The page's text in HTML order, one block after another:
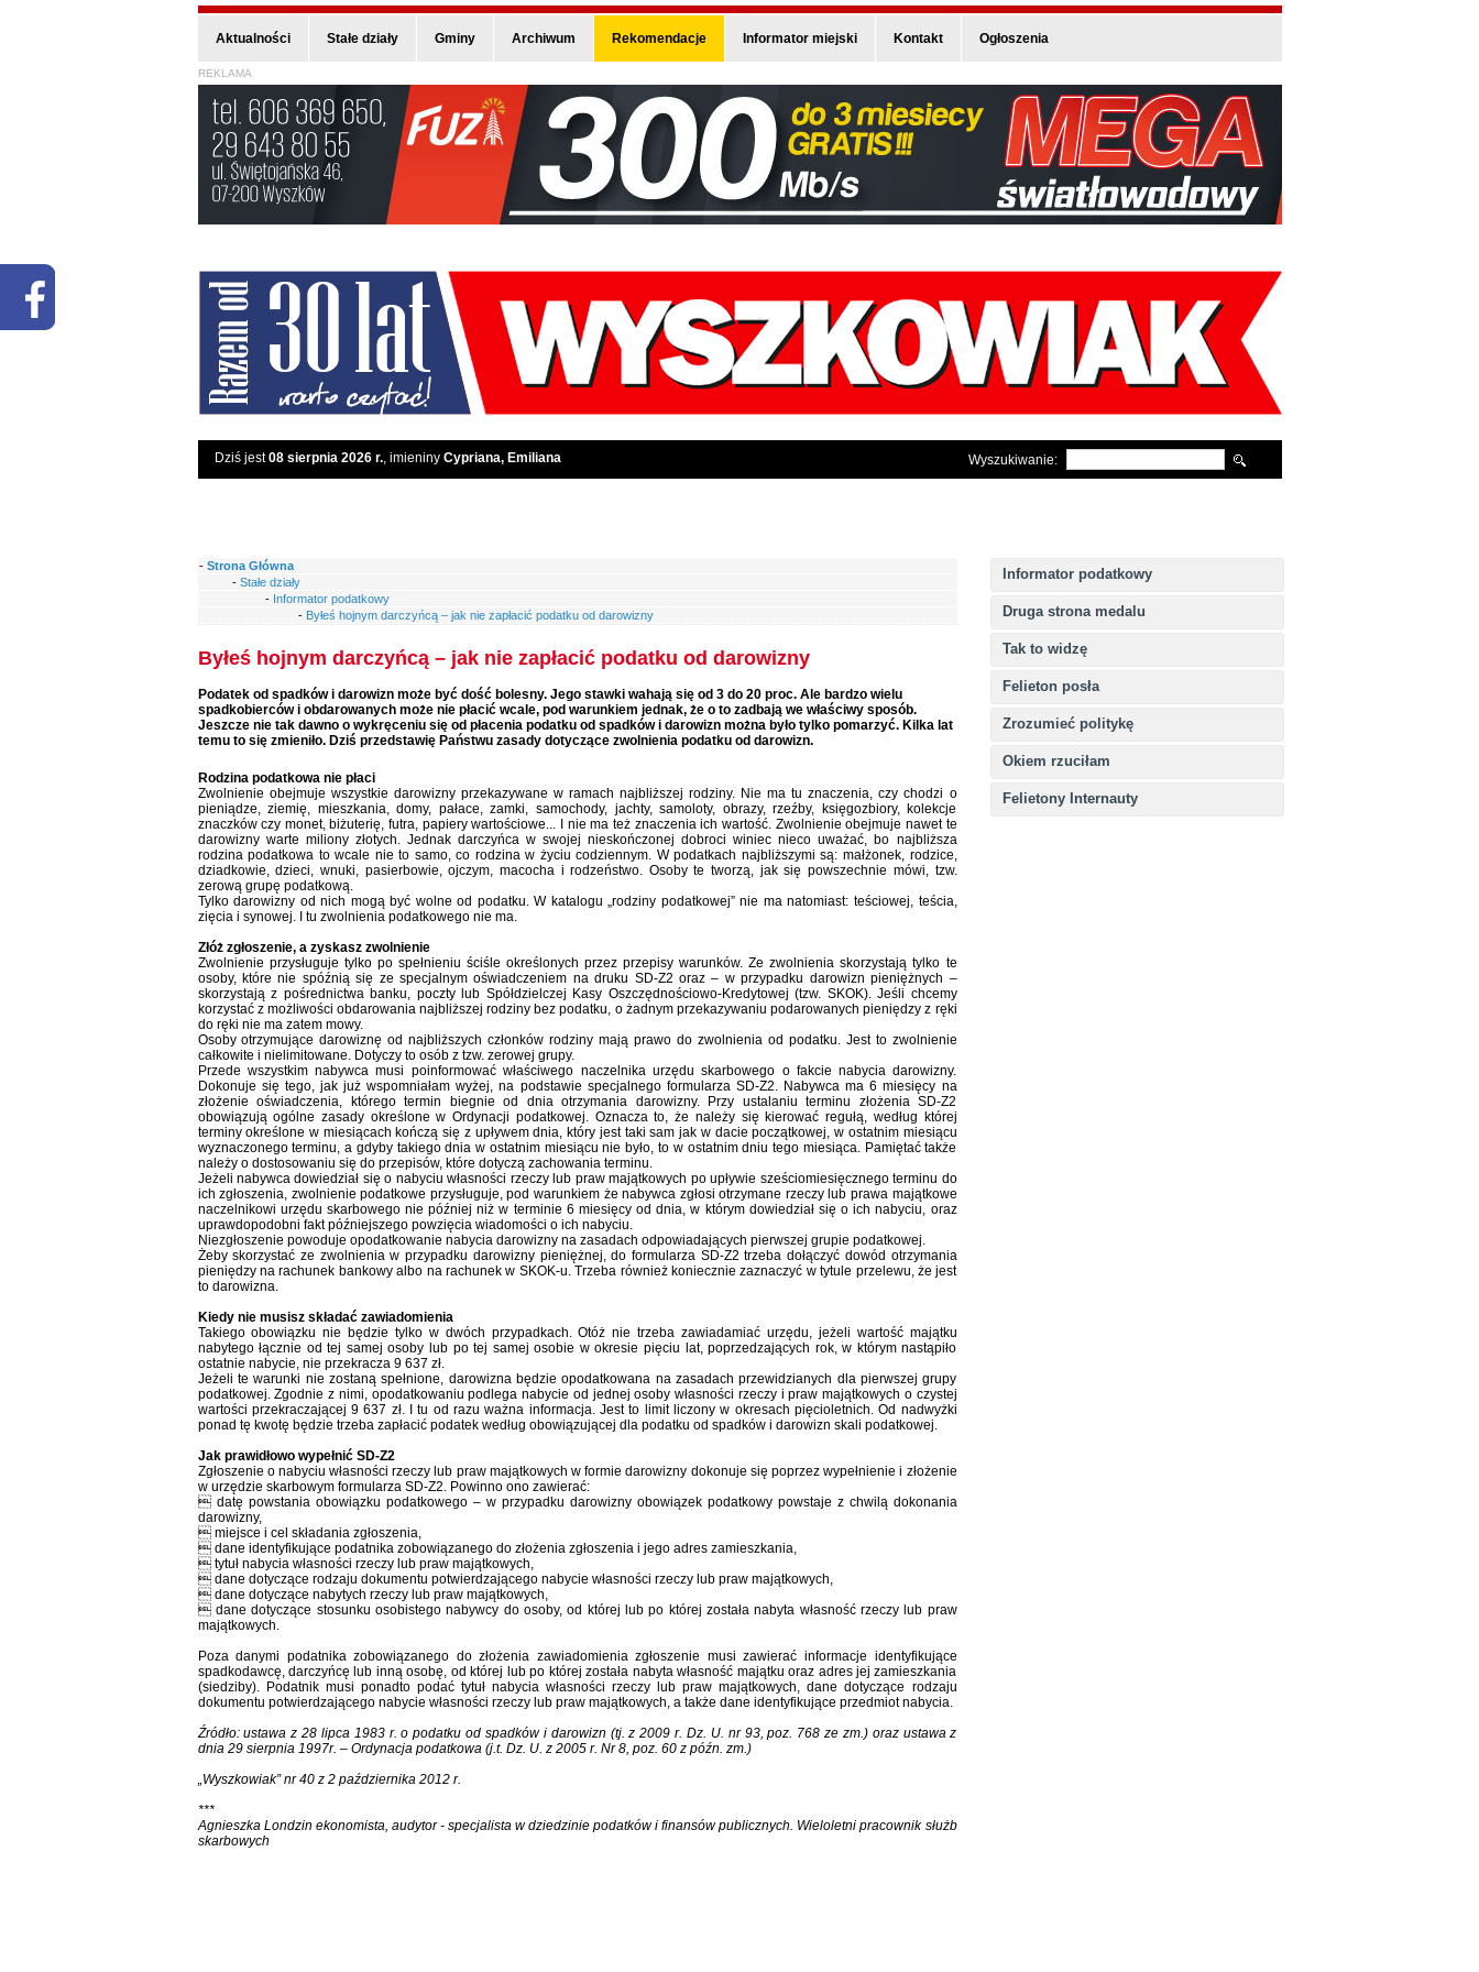
Aktualności Stałe działy Gminy Archiwum Rekomendacje Informator miejski Kontakt Ogłoszenia
REKLAMA
Dziś jest08 sierpnia 2026 r., imieniny Cypriana, Emiliana Wyszukiwanie:
Informator podatkowy
Druga strona medalu
Tak to widzę
Felieton posła
Zrozumieć politykę
Okiem rzuciłam
Felietony Internauty
- Strona Główna
- Stałe działy
- Informator podatkowy
- Byłeś hojnym darczyńcą – jak nie zapłacić podatku od darowizny
Byłeś hojnym darczyńcą – jak nie zapłacić podatku od darowizny
Podatek od spadków i darowizn może być dość bolesny. Jego stawki wahają się od 3 do 20 proc. Ale bardzo wielu
spadkobierców i obdarowanych może nie płacić wcale, pod warunkiem jednak, że o to zadbają we właściwy sposób.
Jeszcze nie tak dawno o wykręceniu się od płacenia podatku od spadków i darowizn można było tylko pomarzyć. Kilka lat
temu to się zmieniło. Dziś przedstawię Państwu zasady dotyczące zwolnienia podatku od darowizn.
Rodzina podatkowa nie płaci
Zwolnienie obejmuje wszystkie darowizny przekazywane w ramach najbliższej rodziny. Nie ma tu znaczenia, czy chodzi o
pieniądze, ziemię, mieszkania, domy, pałace, zamki, samochody, jachty, samoloty, obrazy, rzeźby, księgozbiory, kolekcje
znaczków czy monet, biżuterię, futra, papiery wartościowe... I nie ma też znaczenia ich wartość. Zwolnienie obejmuje nawet te
darowizny warte miliony złotych. Jednak darczyńca w swojej nieskończonej dobroci winiec nieco uważać, bo najbliższa
rodzina podatkowa to wcale nie to samo, co rodzina w życiu codziennym. W podatkach najbliższymi są: małżonek, rodzice,
dziadkowie, dzieci, wnuki, pasierbowie, ojczym, macocha i rodzeństwo. Osoby te tworzą, jak się powszechnie mówi, tzw.
zerową grupę podatkową.
Tylko darowizny od nich mogą być wolne od podatku. W katalogu „rodziny podatkowej” nie ma natomiast: teściowej, teścia,
zięcia i synowej. I tu zwolnienia podatkowego nie ma.
Złóż zgłoszenie, a zyskasz zwolnienie
Zwolnienie przysługuje tylko po spełnieniu ściśle określonych przez przepisy warunków. Ze zwolnienia skorzystają tylko te
osoby, które nie spóźnią się ze specjalnym oświadczeniem na druku SD-Z2 oraz – w przypadku darowizn pieniężnych –
skorzystają z pośrednictwa banku, poczty lub Spółdzielczej Kasy Oszczędnościowo-Kredytowej (tzw. SKOK). Jeśli chcemy
korzystać z możliwości obdarowania najbliższej rodziny bez podatku, o żadnym przekazywaniu podarowanych pieniędzy z ręki
do ręki nie ma zatem mowy.
Osoby otrzymujące darowiznę od najbliższych członków rodziny mają prawo do zwolnienia od podatku. Jest to zwolnienie
całkowite i nielimitowane. Dotyczy to osób z tzw. zerowej grupy.
Przede wszystkim nabywca musi poinformować właściwego naczelnika urzędu skarbowego o fakcie nabycia darowizny.
Dokonuje się tego, jak już wspomniałam wyżej, na podstawie specjalnego formularza SD-Z2. Nabywca ma 6 miesięcy na
złożenie oświadczenia, którego termin biegnie od dnia otrzymania darowizny. Przy ustalaniu terminu złożenia SD-Z2
obowiązują ogólne zasady określone w Ordynacji podatkowej. Oznacza to, że należy się kierować regułą, według której
terminy określone w miesiącach kończą się z upływem dnia, który jest taki sam jak w dacie początkowej, w ostatnim miesiącu
wyznaczonego terminu, a gdyby takiego dnia w ostatnim miesiącu nie było, to w ostatnim dniu tego miesiąca. Pamiętać także
należy o dostosowaniu się do przepisów, które dotyczą zachowania terminu.
Jeżeli nabywca dowiedział się o nabyciu własności rzeczy lub praw majątkowych po upływie sześciomiesięcznego terminu do
ich zgłoszenia, zwolnienie podatkowe przysługuje, pod warunkiem że nabywca zgłosi otrzymane rzeczy lub prawa majątkowe
naczelnikowi urzędu skarbowego nie później niż w terminie 6 miesięcy od dnia, w którym dowiedział się o ich nabyciu, oraz
uprawdopodobni fakt późniejszego powzięcia wiadomości o ich nabyciu.
Niezgłoszenie powoduje opodatkowanie nabycia darowizny na zasadach odpowiadających pierwszej grupie podatkowej.
Żeby skorzystać ze zwolnienia w przypadku darowizny pieniężnej, do formularza SD-Z2 trzeba dołączyć dowód otrzymania
pieniędzy na rachunek bankowy albo na rachunek w SKOK-u. Trzeba również koniecznie zaznaczyć w tytule przelewu, że jest
to darowizna.
Kiedy nie musisz składać zawiadomienia
Takiego obowiązku nie będzie tylko w dwóch przypadkach. Otóż nie trzeba zawiadamiać urzędu, jeżeli wartość majątku
nabytego łącznie od tej samej osoby lub po tej samej osobie w okresie pięciu lat, poprzedzających rok, w którym nastąpiło
ostatnie nabycie, nie przekracza 9 637 zł.
Jeżeli te warunki nie zostaną spełnione, darowizna będzie opodatkowana na zasadach przewidzianych dla pierwszej grupy
podatkowej. Zgodnie z nimi, opodatkowaniu podlega nabycie od jednej osoby własności rzeczy i praw majątkowych o czystej
wartości przekraczającej 9 637 zł. I tu od razu ważna informacja. Jest to limit liczony w okresach pięcioletnich. Od nadwyżki
ponad tę kwotę będzie trzeba zapłacić podatek według obowiązującej dla podatku od spadków i darowizn skali podatkowej.
Jak prawidłowo wypełnić SD-Z2
Zgłoszenie o nabyciu własności rzeczy lub praw majątkowych w formie darowizny dokonuje się poprzez wypełnienie i złożenie
w urzędzie skarbowym formularza SD-Z2. Powinno ono zawierać:
 datę powstania obowiązku podatkowego – w przypadku darowizny obowiązek podatkowy powstaje z chwilą dokonania
darowizny,
 miejsce i cel składania zgłoszenia,
 dane identyfikujące podatnika zobowiązanego do złożenia zgłoszenia i jego adres zamieszkania,
 tytuł nabycia własności rzeczy lub praw majątkowych,
 dane dotyczące rodzaju dokumentu potwierdzającego nabycie własności rzeczy lub praw majątkowych,
 dane dotyczące nabytych rzeczy lub praw majątkowych,
 dane dotyczące stosunku osobistego nabywcy do osoby, od której lub po której została nabyta własność rzeczy lub praw
majątkowych.
Poza danymi podatnika zobowiązanego do złożenia zawiadomienia zgłoszenie musi zawierać informacje identyfikujące
spadkodawcę, darczyńcę lub inną osobę, od której lub po której została nabyta własność majątku oraz adres jej zamieszkania
(siedziby). Podatnik musi ponadto podać tytuł nabycia własności rzeczy lub praw majątkowych, dane dotyczące rodzaju
dokumentu potwierdzającego nabycie własności rzeczy lub praw majątkowych, a także dane identyfikujące przedmiot nabycia.
Źródło: ustawa z 28 lipca 1983 r. o podatku od spadków i darowizn (tj. z 2009 r. Dz. U. nr 93, poz. 768 ze zm.) oraz ustawa z
dnia 29 sierpnia 1997r. – Ordynacja podatkowa (j.t. Dz. U. z 2005 r. Nr 8, poz. 60 z późn. zm.)
„Wyszkowiak” nr 40 z 2 października 2012 r.
***
Agnieszka Londzin ekonomista, audytor - specjalista w dziedzinie podatków i finansów publicznych. Wieloletni pracownik służb
skarbowych